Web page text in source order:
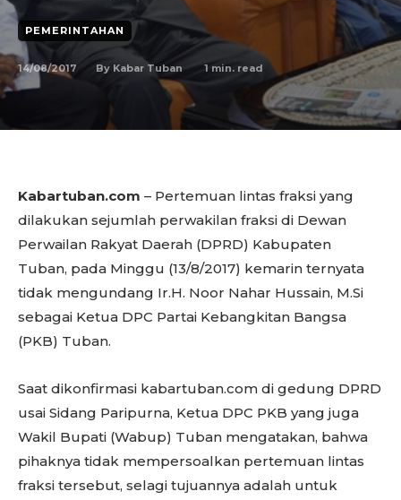
PEMERINTAHAN
14/08/2017 By Kabar Tuban 1 min. read
Kabartuban.com – Pertemuan lintas fraksi yang
dilakukan sejumlah perwakilan fraksi di Dewan
Perwailan Rakyat Daerah (DPRD) Kabupaten
Tuban, pada Minggu (13/8/2017) kemarin ternyata
tidak mengundang Ir.H. Noor Nahar Hussain, M.Si
sebagai Ketua DPC Partai Kebangkitan Bangsa
(PKB) Tuban.
Saat dikonfirmasi kabartuban.com di gedung DPRD
usai Sidang Paripurna, Ketua DPC PKB yang juga
Wakil Bupati (Wabup) Tuban mengatakan, bahwa
pihaknya tidak mempersoalkan pertemuan lintas
fraksi tersebut, selagi tujuannya adalah untuk